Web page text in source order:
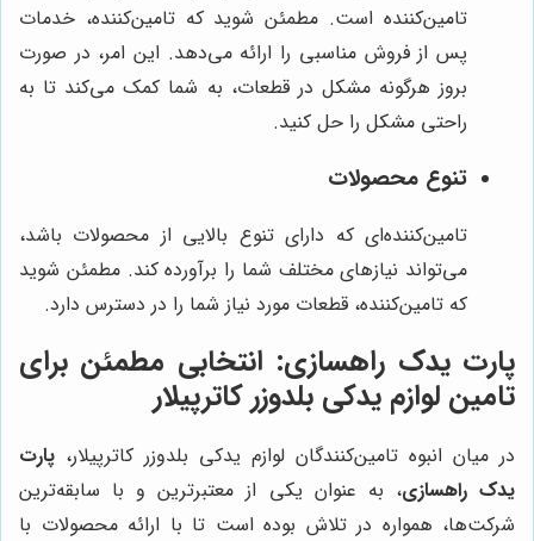
تامین‌کننده است. مطمئن شوید که تامین‌کننده، خدمات
پس از فروش مناسبی را ارائه می‌دهد. این امر، در صورت
بروز هرگونه مشکل در قطعات، به شما کمک می‌کند تا به
راحتی مشکل را حل کنید.
تنوع محصولات
تامین‌کننده‌ای که دارای تنوع بالایی از محصولات باشد،
می‌تواند نیازهای مختلف شما را برآورده کند. مطمئن شوید
که تامین‌کننده، قطعات مورد نیاز شما را در دسترس دارد.
پارت یدک راهسازی: انتخابی مطمئن برای
تامین لوازم یدکی بلدوزر کاترپیلار
در میان انبوه تامین‌کنندگان لوازم یدکی بلدوزر کاترپیلار، پارت
یدک راهسازی، به عنوان یکی از معتبرترین و با سابقه‌ترین
شرکت‌ها، همواره در تلاش بوده است تا با ارائه محصولات با